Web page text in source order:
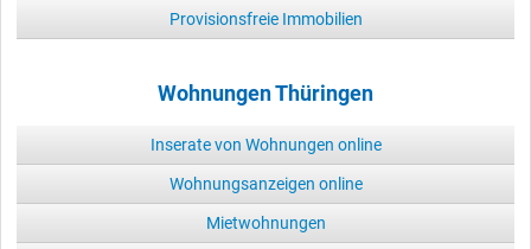
Provisionsfreie Immobilien
Wohnungen Thüringen
Inserate von Wohnungen online
Wohnungsanzeigen online
Mietwohnungen